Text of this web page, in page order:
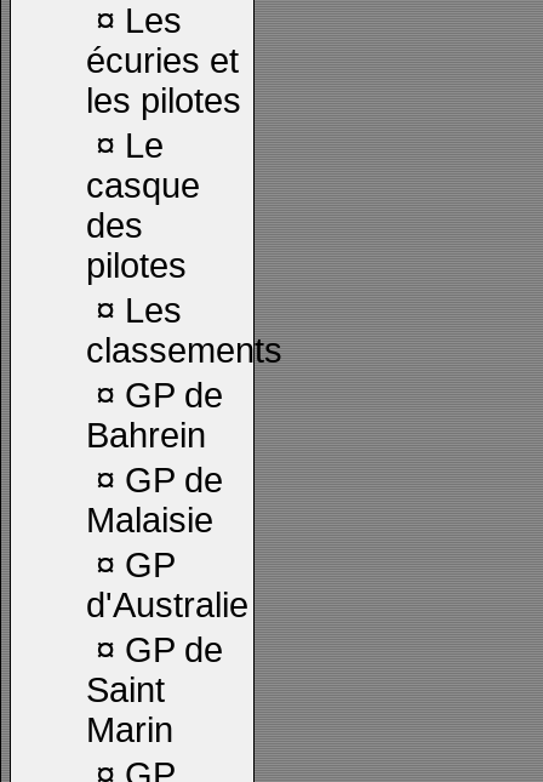
¤ Les
écuries et
les pilotes
¤ Le
casque
des
pilotes
¤ Les
classements
¤ GP de
Bahrein
¤ GP de
Malaisie
¤ GP
d'Australie
¤ GP de
Saint
Marin